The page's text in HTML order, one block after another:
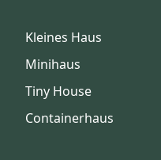
Kleines Haus
Minihaus
Tiny House
Containerhaus